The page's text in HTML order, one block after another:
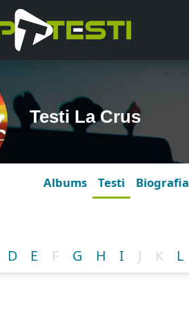
Testi La Crus
Albums Testi Biografia
D E F G H I J K L